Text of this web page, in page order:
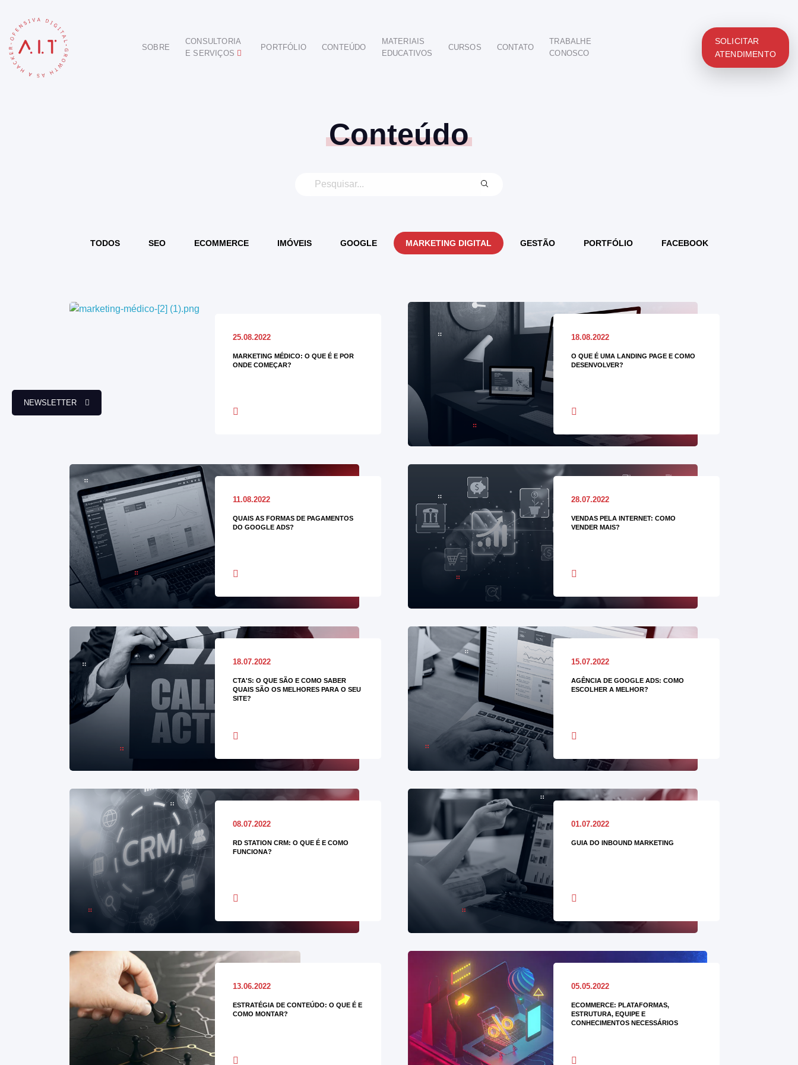
SOBRE
CONSULTORIA
E SERVIÇOS
ODONTOLÓGICO
HOTELARIA
BUSINESS INTELIGENCE
PORTFÓLIO CONTEÚDO
MATERIAIS
EDUCATIVOS
CURSOS CONTATO
TRABALHE
CONOSCO
SOLICITAR
ATENDIMENTO
NEWSLETTER
Conteúdo
TODOS SEO ECOMMERCE IMÓVEIS GOOGLE MARKETING DIGITAL GESTÃO PORTFÓLIO FACEBOOK
25.08.2022
MARKETING MÉDICO: O QUE É E POR
ONDE COMEÇAR?
18.08.2022
O QUE É UMA LANDING PAGE E COMO
DESENVOLVER?
11.08.2022
QUAIS AS FORMAS DE PAGAMENTOS
DO GOOGLE ADS?
28.07.2022
VENDAS PELA INTERNET: COMO
VENDER MAIS?
18.07.2022
CTA'S: O QUE SÃO E COMO SABER
QUAIS SÃO OS MELHORES PARA O SEU
SITE?
15.07.2022
AGÊNCIA DE GOOGLE ADS: COMO
ESCOLHER A MELHOR?
08.07.2022
RD STATION CRM: O QUE É E COMO
FUNCIONA?
01.07.2022
GUIA DO INBOUND MARKETING
13.06.2022
ESTRATÉGIA DE CONTEÚDO: O QUE É E
COMO MONTAR?
05.05.2022
ECOMMERCE: PLATAFORMAS,
ESTRUTURA, EQUIPE E
CONHECIMENTOS NECESSÁRIOS